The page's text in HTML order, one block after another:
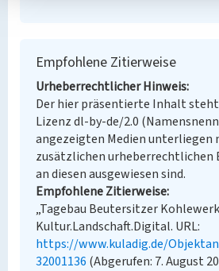
Empfohlene Zitierweise
Urheberrechtlicher Hinweis
Der hier präsentierte Inhalt
Lizenz dl-by-de/2.0
angezeigten Medien unterliegen
zusätzlichen urheberrechtlichen
an diesen ausgewiesen sind.
Empfohlene Zitierweise
„Tagebau Beutersitzer
Kultur.Landschaft.Digital. URL:
https://www.kuladig.de/
32001136 (Abgerufen: 7. August